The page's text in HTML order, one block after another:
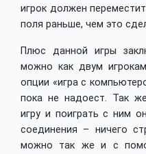
игрок должен
поля раньше, чем это
Плюс данной игры
можно как двум
опции «игра с
пока не надоест. Так
игру и поиграть с ним
соединения – ничего
можно так же и с